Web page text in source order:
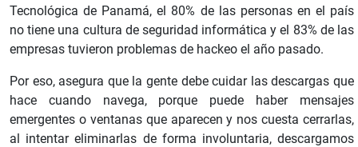
Tecnológica de Panamá, el 80% de las personas en el país
no tiene una cultura de seguridad informática y el 83% de las
empresas tuvieron problemas de hackeo el año pasado.
Por eso, asegura que la gente debe cuidar las descargas que
hace cuando navega, porque puede haber mensajes
emergentes o ventanas que aparecen y nos cuesta cerrarlas,
al intentar eliminarlas de forma involuntaria, descargamos